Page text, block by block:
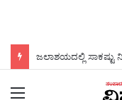
ಜಲಾಶಯದಲ್ಲಿ ಸಾಕಷ್ಟು
Menu